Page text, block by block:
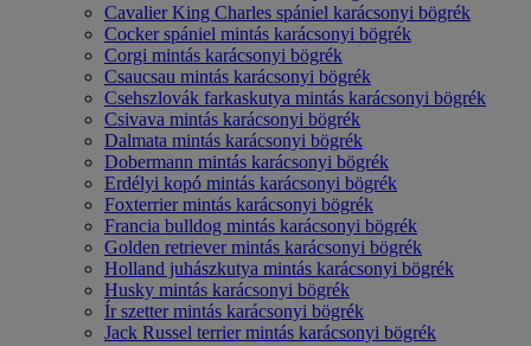
Cavalier King Charles spániel karácsonyi bögrék
Cocker spániel mintás karácsonyi bögrék
Corgi mintás karácsonyi bögrék
Csaucsau mintás karácsonyi bögrék
Csehszlovák farkaskutya mintás karácsonyi bögrék
Csivava mintás karácsonyi bögrék
Dalmata mintás karácsonyi bögrék
Dobermann mintás karácsonyi bögrék
Erdélyi kopó mintás karácsonyi bögrék
Foxterrier mintás karácsonyi bögrék
Francia bulldog mintás karácsonyi bögrék
Golden retriever mintás karácsonyi bögrék
Holland juhászkutya mintás karácsonyi bögrék
Husky mintás karácsonyi bögrék
Ír szetter mintás karácsonyi bögrék
Jack Russel terrier mintás karácsonyi bögrék